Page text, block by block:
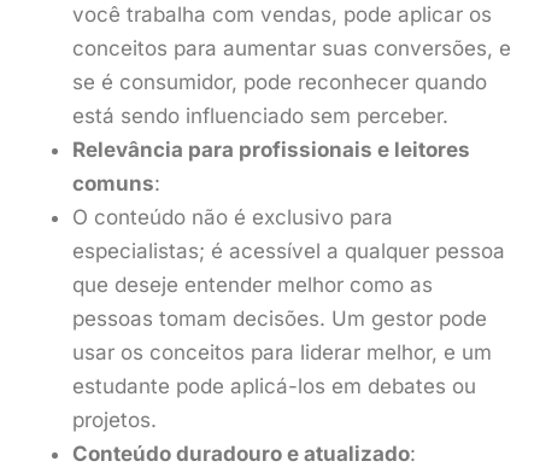
você trabalha com vendas, pode aplicar os
conceitos para aumentar suas conversões, e
se é consumidor, pode reconhecer quando
está sendo influenciado sem perceber.
Relevância para profissionais e leitores
comuns:
O conteúdo não é exclusivo para
especialistas; é acessível a qualquer pessoa
que deseje entender melhor como as
pessoas tomam decisões. Um gestor pode
usar os conceitos para liderar melhor, e um
estudante pode aplicá-los em debates ou
projetos.
Conteúdo duradouro e atualizado: